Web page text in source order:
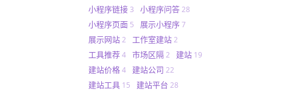
小程序链接 3 小程序问答 28
小程序页面 5 展示小程序 7
展示网站 2 工作室建站 2
工具推荐 4 市场区隔 2 建站 19
建站价格 4 建站公司 22
建站工具 15 建站平台 28